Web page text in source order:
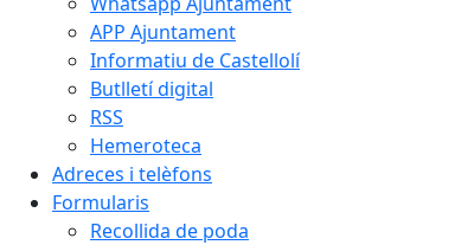
APP Ajuntament
Informatiu de Castellolí
Butlletí digital
RSS
Hemeroteca
Adreces i telèfons
Formularis
Recollida de poda